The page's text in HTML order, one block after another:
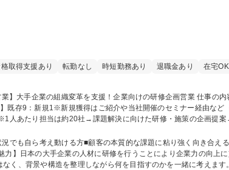
取得支援あり 転勤なし 時短勤務あり 退職金あり 在宅OK
既存9：新規1※新規獲得はご紹介や当社開催のセミナー経由など
修例】階層別研修：マネジメント層の役割理解度ばらつきが課
ンサルティング営業】大手企業の組織変革を支援！企業向
でも自ら考え動ける方■顧客の本質的な課題に粘り強く向き合え
く、背景や構造を整理しながら何を目指すのかを一緒に考えま